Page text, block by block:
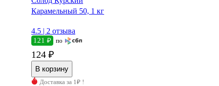
Карамельный 50, 1 кг
4.5 | 2 отзыва
121 ₽ по
124 ₽
Доставка за 1₽ !